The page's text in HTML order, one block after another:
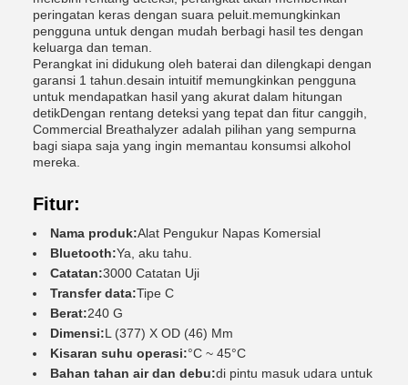
peringatan keras dengan suara peluit.memungkinkan
pengguna untuk dengan mudah berbagi hasil tes dengan
keluarga dan teman.
Perangkat ini didukung oleh baterai dan dilengkapi dengan
garansi 1 tahun.desain intuitif memungkinkan pengguna
untuk mendapatkan hasil yang akurat dalam hitungan
detikDengan rentang deteksi yang tepat dan fitur canggih,
Commercial Breathalyzer adalah pilihan yang sempurna
bagi siapa saja yang ingin memantau konsumsi alkohol
mereka.
Fitur:
Nama produk:Alat Pengukur Napas Komersial
Bluetooth:Ya, aku tahu.
Catatan:3000 Catatan Uji
Transfer data:Tipe C
Berat:240 G
Dimensi:L (377) X OD (46) Mm
Kisaran suhu operasi:°C ~ 45°C
Bahan tahan air dan debu:di pintu masuk udara untuk